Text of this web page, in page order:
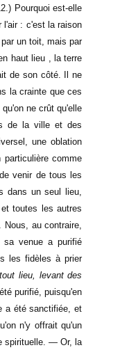
Pourquoi est-elle
l'air : c'est la raison
un toit, mais par
haut lieu , la terre
de son côté. Il ne
la crainte que ces
ne crût qu'elle
de la ville et des
une oblation
comme
venir de tous les
dans un seul lieu,
toutes les autres
au contraire,
sa venue a purifié
les fidèles à prier
lieu, levant des
purifié, puisqu'en
a été sanctifiée, et
n'y offrait qu'un
spirituelle. — Or, la